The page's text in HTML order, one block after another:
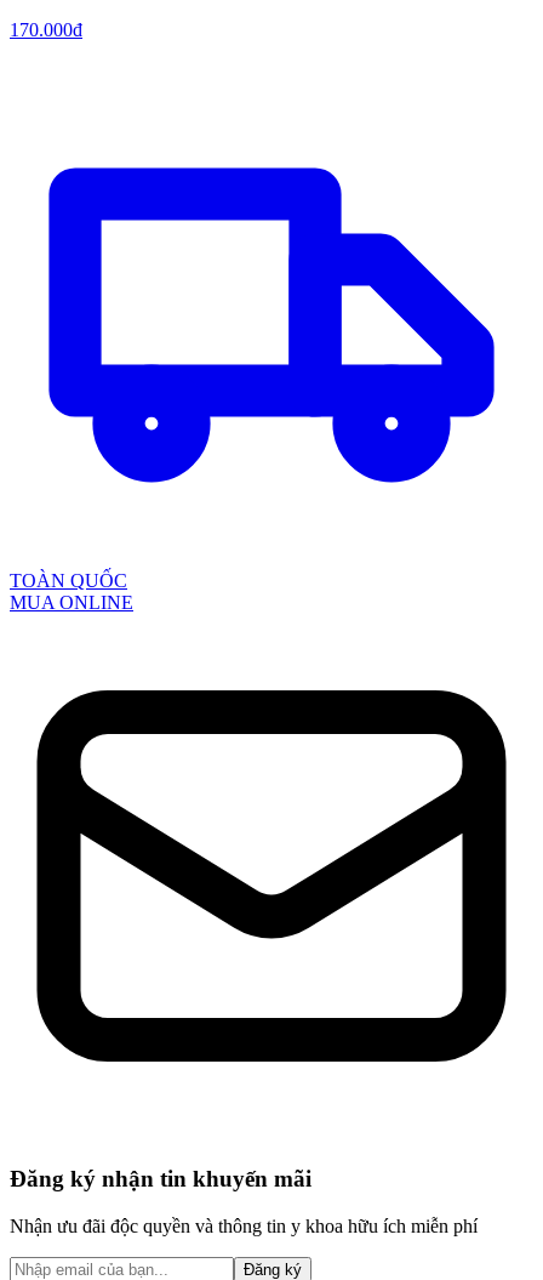
170.000đ
TOÀN QUỐC
MUA ONLINE
Đăng ký nhận tin khuyến mãi
Nhận ưu đãi độc quyền và thông tin y khoa hữu ích miễn phí
Đăng ký